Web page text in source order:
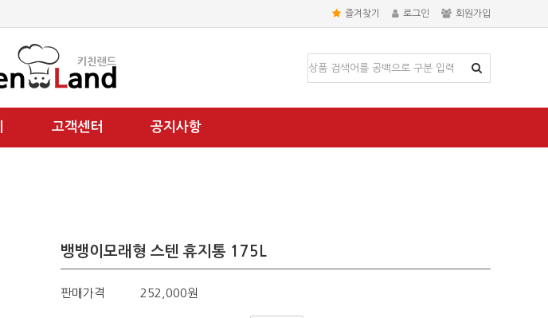
즐겨찾기 로그인 회원가입
고객센터 공지사항
뱅뱅이모래형 스텐 휴지통 175L
판매가격 252,000원